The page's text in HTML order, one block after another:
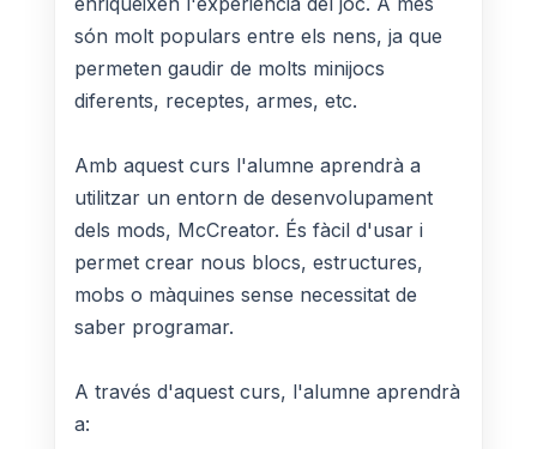
són molt populars entre els nens, ja que
permeten gaudir de molts minijocs
diferents, receptes, armes, etc.
Amb aquest curs l'alumne aprendrà a
utilitzar un entorn de desenvolupament
dels mods, McCreator. És fàcil d'usar i
permet crear nous blocs, estructures,
mobs o màquines sense necessitat de
saber programar.
A través d'aquest curs, l'alumne aprendrà
a: